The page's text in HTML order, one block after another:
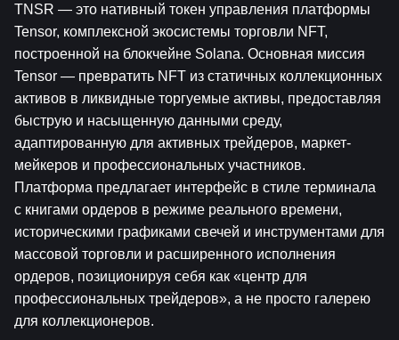
TNSR — это нативный токен управления платформы
Tensor, комплексной экосистемы торговли NFT,
построенной на блокчейне Solana. Основная миссия
Tensor — превратить NFT из статичных коллекционных
активов в ликвидные торгуемые активы, предоставляя
быструю и насыщенную данными среду,
адаптированную для активных трейдеров, маркет-
мейкеров и профессиональных участников.
Платформа предлагает интерфейс в стиле терминала
с книгами ордеров в режиме реального времени,
историческими графиками свечей и инструментами для
массовой торговли и расширенного исполнения
ордеров, позиционируя себя как «центр для
профессиональных трейдеров», а не просто галерею
для коллекционеров.